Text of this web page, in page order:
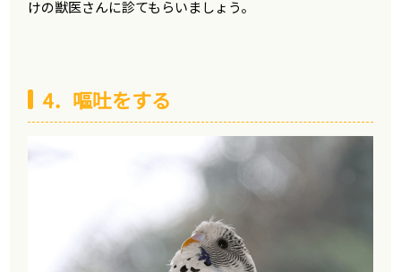
けの獣医さんに診てもらいましょう。
4．嘔吐をする